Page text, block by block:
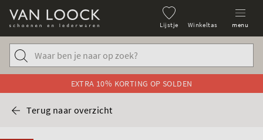
Lijstje Winkeltas menu
EXTRA 10% KORTING OP SOLDEN
Terug naar overzicht